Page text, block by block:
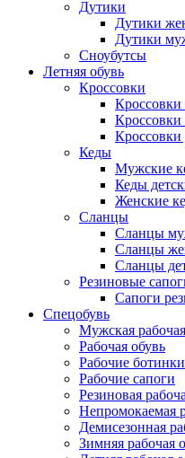
Дутики
Дутики
Дутики
Сноубутсы
Летняя обувь
Кроссовки
Кроссовки
Кеды
Мужские
Кеды
Женские
Сланцы
Сланцы
Сланцы
Сланцы
Резиновые
Сапоги
Спецобувь
Мужская
Рабочая обувь
Рабочие ботинки
Рабочие сапоги
Резиновая
Непромокаемая
Демисезонная
Зимняя рабочая